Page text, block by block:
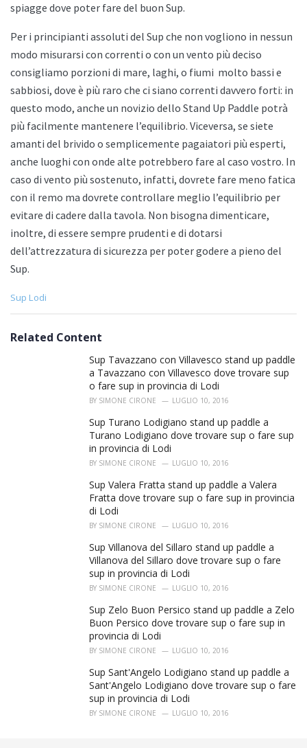
spiagge dove poter fare del buon Sup.
Per i principianti assoluti del Sup che non vogliono in nessun
modo misurarsi con correnti o con un vento più deciso
consigliamo porzioni di mare, laghi, o fiumi molto bassi e
sabbiosi, dove è più raro che ci siano correnti davvero forti: in
questo modo, anche un novizio dello Stand Up Paddle potrà
più facilmente mantenere l’equilibrio. Viceversa, se siete
amanti del brivido o semplicemente pagaiatori più esperti,
anche luoghi con onde alte potrebbero fare al caso vostro. In
caso di vento più sostenuto, infatti, dovrete fare meno fatica
con il remo ma dovrete controllare meglio l’equilibrio per
evitare di cadere dalla tavola. Non bisogna dimenticare,
inoltre, di essere sempre prudenti e di dotarsi
dell’attrezzatura di sicurezza per poter godere a pieno del
Sup.
C
e
Sup Lodi
Related Content
Sup Tavazzano con Villavesco stand up paddle
a Tavazzano con Villavesco dove trovare sup
o fare sup in provincia di Lodi
BY SIMONE CIRONE LUGLIO 10, 2016
Sup Turano Lodigiano stand up paddle a
Turano Lodigiano dove trovare sup o fare sup
in provincia di Lodi
BY SIMONE CIRONE LUGLIO 10, 2016
Sup Valera Fratta stand up paddle a Valera
Fratta dove trovare sup o fare sup in provincia
di Lodi
BY SIMONE CIRONE LUGLIO 10, 2016
Sup Villanova del Sillaro stand up paddle a
Villanova del Sillaro dove trovare sup o fare
sup in provincia di Lodi
BY SIMONE CIRONE LUGLIO 10, 2016
Sup Zelo Buon Persico stand up paddle a Zelo
Buon Persico dove trovare sup o fare sup in
provincia di Lodi
BY SIMONE CIRONE LUGLIO 10, 2016
Sup Sant'Angelo Lodigiano stand up paddle a
Sant'Angelo Lodigiano dove trovare sup o fare
sup in provincia di Lodi
BY SIMONE CIRONE LUGLIO 10, 2016